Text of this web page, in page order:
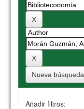
Nueva búsqueda
Añadir filtros: